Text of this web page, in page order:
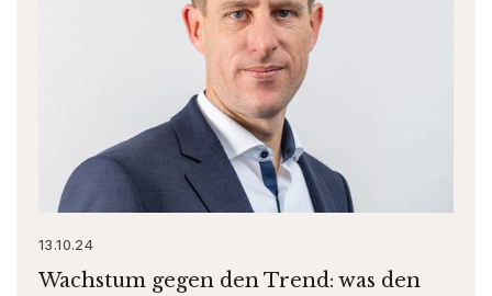
13.10.24
Wachstum gegen den Trend: was den